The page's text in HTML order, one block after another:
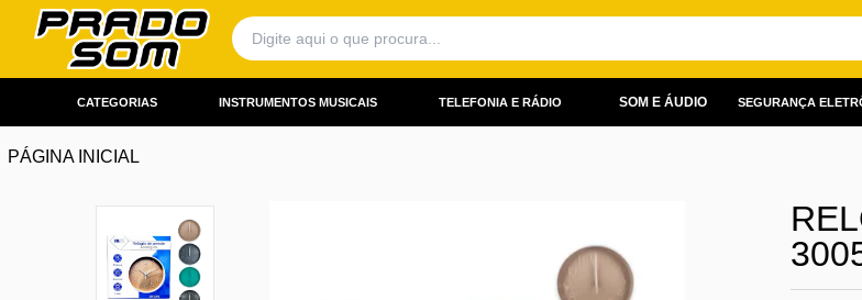
CATEGORIAS INSTRUMENTOS MUSICAIS TELEFONIA E RÁDIO SOM E ÁUDIO SEGURANÇA
PÁGINA INICIAL